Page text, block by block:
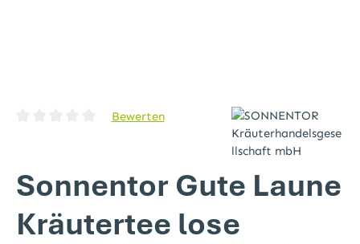
Durchschnittliche Bewertung von 0 von 5 Sternen
Bewerten
Sonnentor Gute Laune
Kräutertee lose